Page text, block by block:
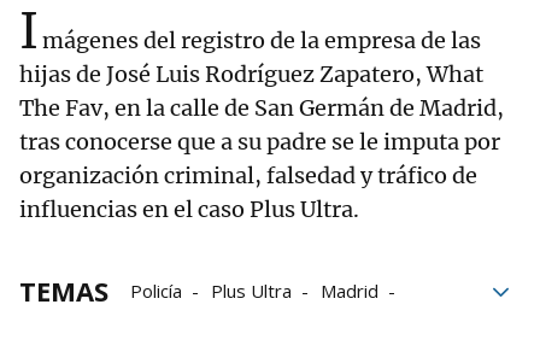
I mágenes del registro de la empresa de las
hijas de José Luis Rodríguez Zapatero, What
The Fav, en la calle de San Germán de Madrid,
tras conocerse que a su padre se le imputa por
organización criminal, falsedad y tráfico de
influencias en el caso Plus Ultra.
TEMAS Policía Plus Ultra
Madrid